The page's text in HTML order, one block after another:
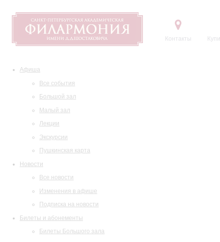
Контакты
Афиша
Все события
Большой зал
Малый зал
Лекции
Экскурсии
Пушкинская карта
Новости
Все новости
Изменения в афише
Подписка на новости
Билеты и абонементы
Билеты Большого зала